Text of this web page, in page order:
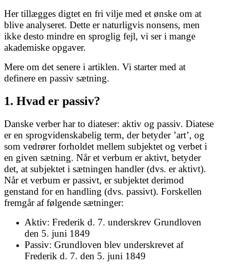
Her tillægges digtet en fri vilje med et ønske om at
blive analyseret. Dette er naturligvis nonsens, men
ikke desto mindre en sproglig fejl, vi ser i mange
akademiske opgaver.
Mere om det senere i artiklen. Vi starter med at
definere en passiv sætning.
1. Hvad er passiv?
Danske verber har to diateser: aktiv og passiv. Diatese
er en sprogvidenskabelig term, der betyder ’art’, og
som vedrører forholdet mellem subjektet og verbet i
en given sætning. Når et verbum er aktivt, betyder
det, at subjektet i sætningen handler (dvs. er aktivt).
Når et verbum er passivt, er subjektet derimod
genstand for en handling (dvs. passivt). Forskellen
fremgår af følgende sætninger:
Aktiv: Frederik d. 7. underskrev Grundloven
den 5. juni 1849
Passiv: Grundloven blev underskrevet af
Frederik d. 7. den 5. juni 1849